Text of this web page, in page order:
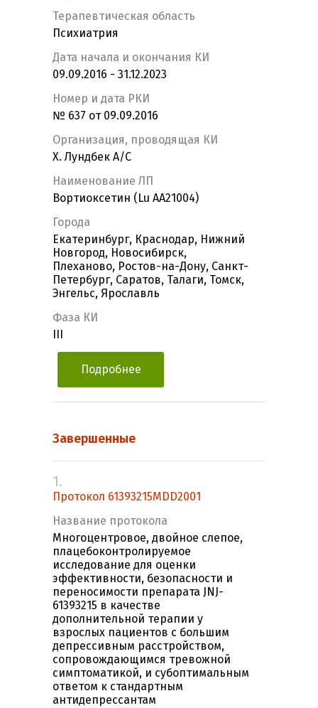
Терапевтическая область
Психиатрия
Дата начала и окончания КИ
09.09.2016 - 31.12.2023
Номер и дата РКИ
№ 637 от 09.09.2016
Организация, проводящая КИ
Х. Лундбек А/С
Наименование ЛП
Вортиоксетин (Lu AA21004)
Города
Екатеринбург, Краснодар, Нижний
Новгород, Новосибирск,
Плеханово, Ростов-на-Дону, Санкт-
Петербург, Саратов, Талаги, Томск,
Энгельс, Ярославль
Фаза КИ
Подробнее
Завершенные
1.
Протокол 61393215MDD2001
Название протокола
Многоцентровое, двойное слепое,
плацебоконтролируемое
исследование для оценки
эффективности, безопасности и
переносимости препарата JNJ-
61393215 в качестве
дополнительной терапии у
взрослых пациентов с большим
депрессивным расстройством,
сопровождающимся тревожной
симптоматикой, и субоптимальным
ответом к стандартным
антидепрессантам